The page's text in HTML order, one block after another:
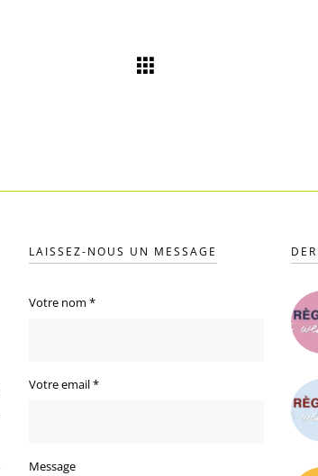
LAISSEZ-NOUS UN MESSAGE
Votre nom *
Votre email*
Message